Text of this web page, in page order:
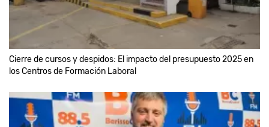
Cierre de cursos y despidos: El impacto del presupuesto 2025 en
los Centros de Formación Laboral